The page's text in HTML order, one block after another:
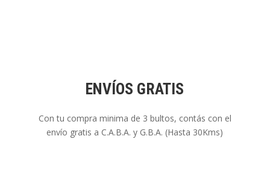
ENVÍOS GRATIS
Con tu compra minima de 3 bultos, contás con el
envío gratis a C.A.B.A. y G.B.A. (Hasta 30Kms)